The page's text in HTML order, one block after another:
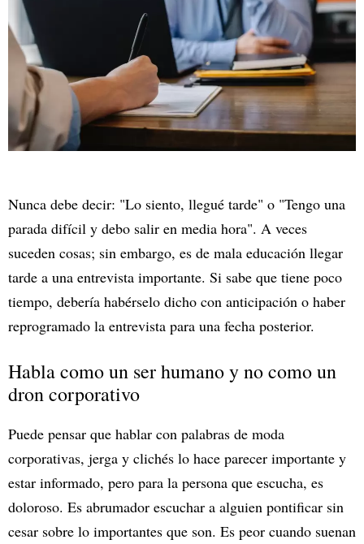
Nunca debe decir: "Lo siento, llegué tarde" o "Tengo una
parada difícil y debo salir en media hora". A veces
suceden cosas; sin embargo, es de mala educación llegar
tarde a una entrevista importante. Si sabe que tiene poco
tiempo, debería habérselo dicho con anticipación o haber
reprogramado la entrevista para una fecha posterior.
Habla como un ser humano y no como un
dron corporativo
Puede pensar que hablar con palabras de moda
corporativas, jerga y clichés lo hace parecer importante y
estar informado, pero para la persona que escucha, es
doloroso. Es abrumador escuchar a alguien pontificar sin
cesar sobre lo importantes que son. Es peor cuando suenan